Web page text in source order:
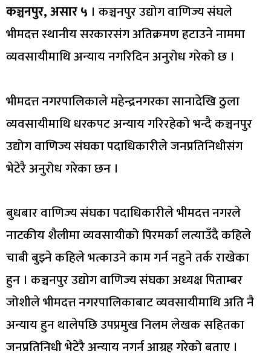
कञ्चनपुर, असार ५ । कञ्चनपुर उद्योग वाणिज्य संघले
भीमदत्त स्थानीय सरकारसंग अतिक्रमण हटाउने नाममा
व्यवसायीमाथि अन्याय नगरिदिन अनुरोध गरेको छ ।
भीमदत्त नगरपालिकाले महेन्द्रनगरका सानादेखि ठुला
व्यवसायीमाथि धरकपट अन्याय गरिरहेको भन्दै कञ्चनपुर
उद्योग वाणिज्य संघका पदाधिकारीले जनप्रतिनिधीसंग
भेटेरै अनुरोध गरेका छन ।
बुधबार वाणिज्य संघका पदाधिकारीले भीमदत्त नगरले
नाटकीय शैलीमा व्यवसायीको पिरमर्का लत्याउँदै कहिले
चाबी बुझ्ने कहिले भत्काउने काम गर्न नहुने तर्क राखेका
हुन । कञ्चनपुर उद्योग वाणिज्य संघका अध्यक्ष पिताम्बर
जोशीले भीमदत्त नगरपालिकाबाट व्यवसायीमाथि अति नै
अन्याय हुन थालेपछि उपप्रमुख निलम लेखक सहितका
जनप्रतिनिधी भेटेरै अन्याय नगर्न आग्रह गरेको बताए ।